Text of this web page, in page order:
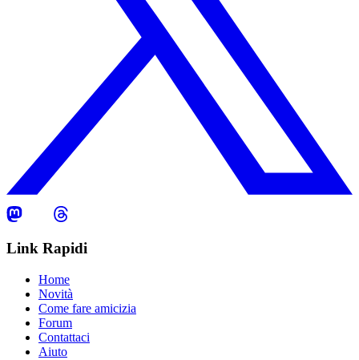
Link Rapidi
Home
Novità
Come fare amicizia
Forum
Contattaci
Aiuto